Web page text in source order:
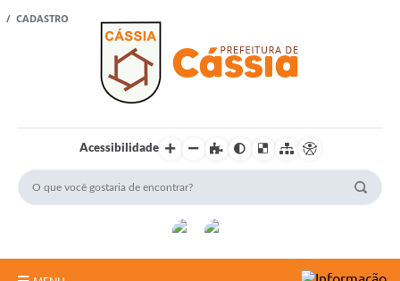
/ CADASTRO
Acessibilidade